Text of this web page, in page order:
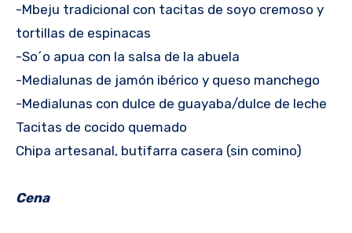
-Mbeju tradicional con tacitas de soyo cremoso y
tortillas de espinacas
-So´o apua con la salsa de la abuela
-Medialunas de jamón ibérico y queso manchego
-Medialunas con dulce de guayaba/dulce de leche
Tacitas de cocido quemado
Chipa artesanal, butifarra casera (sin comino)
Cena